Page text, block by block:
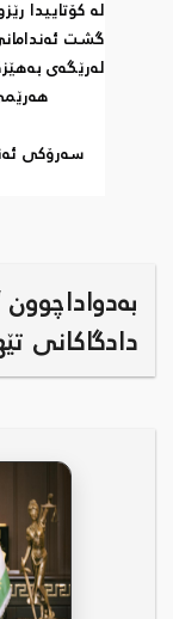
هه‌رێمی كوردستان گیانیان به‌خت كردووه‌.
سه‌رۆكی ئه‌نجومه‌نی دادوه‌ریی هه‌رێمی كوردستان
دادگاکانی